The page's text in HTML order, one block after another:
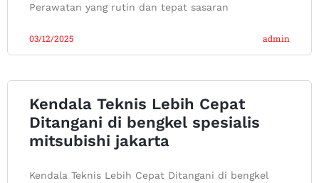
Perawatan yang rutin dan tepat sasaran
admin
03/12/2025
Kendala Teknis Lebih Cepat
Ditangani di bengkel spesialis
mitsubishi jakarta
Kendala Teknis Lebih Cepat Ditangani di bengkel